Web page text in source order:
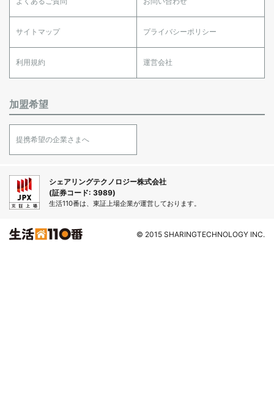
サイトマップ プライバシーポリシー
利用規約 運営会社
加盟希望
提携希望の企業さまへ
シェアリングテクノロジー株式会社
(証券コード: 3989)
生活110番は、東証上場企業が運営しております。
© 2015 SHARINGTECHNOLOGY INC.